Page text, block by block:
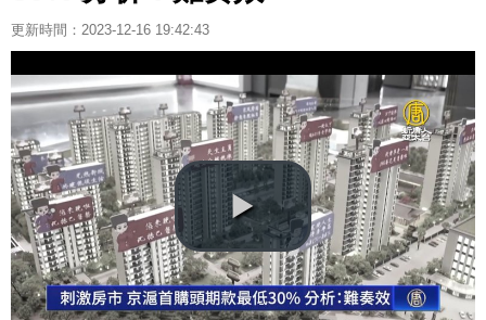
更新時間：2023-12-16 19:42:43